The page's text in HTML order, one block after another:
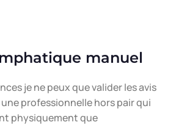
manuel
je ne peux que valider les avis
professionnelle hors pair qui
physiquement que